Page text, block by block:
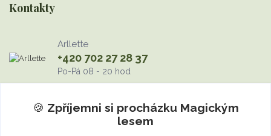
Kontakty
Arllette
+420 702 27 28 37
Po-Pá 08 - 20 hod
info@MagickyLes.cz
🍪 Zpříjemni si procházku Magickým
lesem